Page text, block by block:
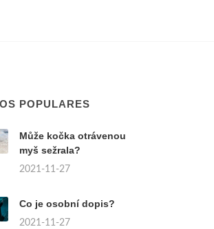
POPULARES
Může kočka otrávenou
myš sežrala?
2021-11-27
Co je osobní dopis?
2021-11-27